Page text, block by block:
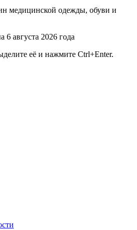
медицинской одежды, обуви и
6 августа 2026 года
её и нажмите Ctrl+Enter.